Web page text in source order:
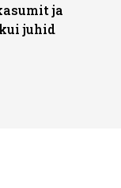
ja
juhid